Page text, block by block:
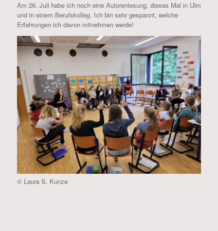
Am 26. Juli habe ich noch eine Autorenlesung, dieses Mal in Ulm
und in einem Berufskolleg. Ich bin sehr gespannt, welche
Erfahrungen ich davon mitnehmen werde!
© Laura S. Kunze